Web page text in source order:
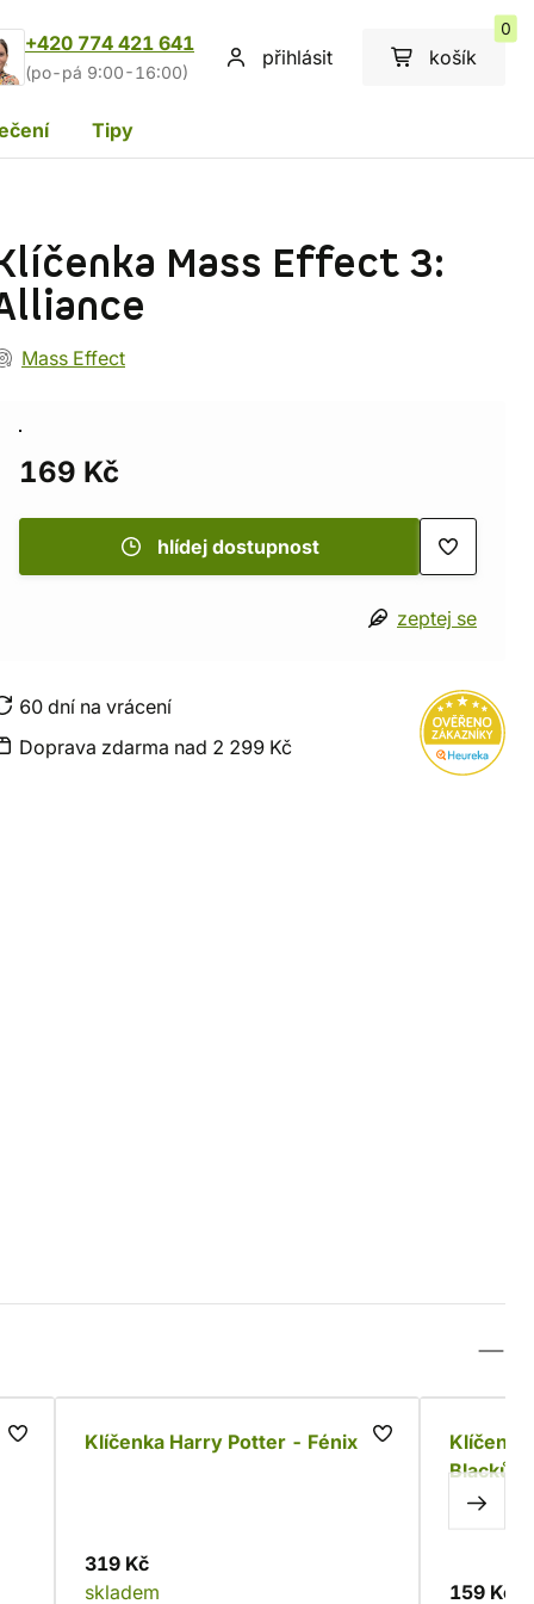
+420 774 421 641
(po-pá 9:00-16:00)
přihlásit košík
0
Tipy
Mass Effect 3:
Mass Effect
169 Kč
hlídej dostupnost
zeptej se
60 dní na vrácení
Doprava zdarma nad 2 299 Kč
Klíčenka Harry Potter - Fénix
319 Kč
skladem
Blacků
159 Kč